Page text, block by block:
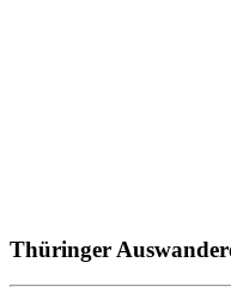
Thüringer